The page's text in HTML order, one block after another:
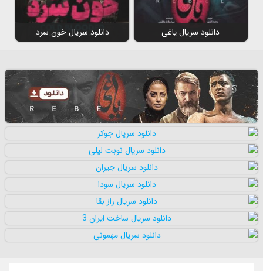
دانلود سریال یاغی دانلود سریال خون سرد